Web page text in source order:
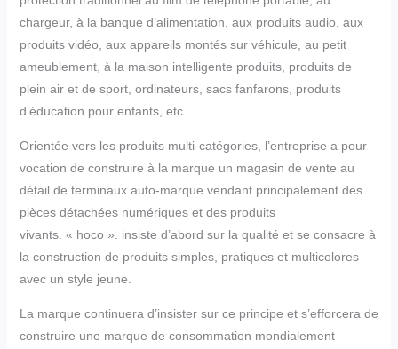
chargeur, à la banque d’alimentation, aux produits audio, aux
produits vidéo, aux appareils montés sur véhicule, au petit
ameublement, à la maison intelligente produits, produits de
plein air et de sport, ordinateurs, sacs fanfarons, produits
d’éducation pour enfants, etc.
Orientée vers les produits multi-catégories, l’entreprise a pour
vocation de construire à la marque un magasin de vente au
détail de terminaux auto-marque vendant principalement des
pièces détachées numériques et des produits
vivants. « hoco ». insiste d’abord sur la qualité et se consacre à
la construction de produits simples, pratiques et multicolores
avec un style jeune.
La marque continuera d’insister sur ce principe et s’efforcera de
construire une marque de consommation mondialement